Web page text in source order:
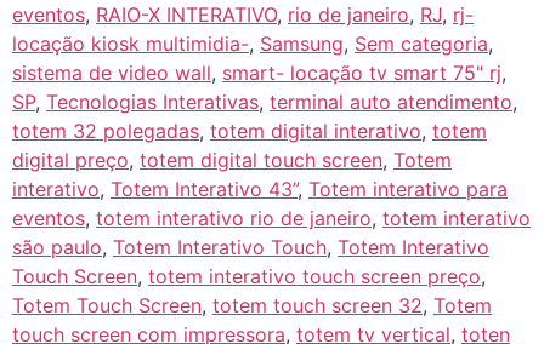
eventos, RAIO-X INTERATIVO, rio de janeiro, RJ, rj-
locação kiosk multimidia-, Samsung, Sem categoria,
sistema de video wall, smart- locação tv smart 75" rj,
SP, Tecnologias Interativas, terminal auto atendimento,
totem 32 polegadas, totem digital interativo, totem
digital preço, totem digital touch screen, Totem
interativo, Totem Interativo 43”, Totem interativo para
eventos, totem interativo rio de janeiro, totem interativo
são paulo, Totem Interativo Touch, Totem Interativo
Touch Screen, totem interativo touch screen preço,
Totem Touch Screen, totem touch screen 32, Totem
touch screen com impressora, totem tv vertical, toten